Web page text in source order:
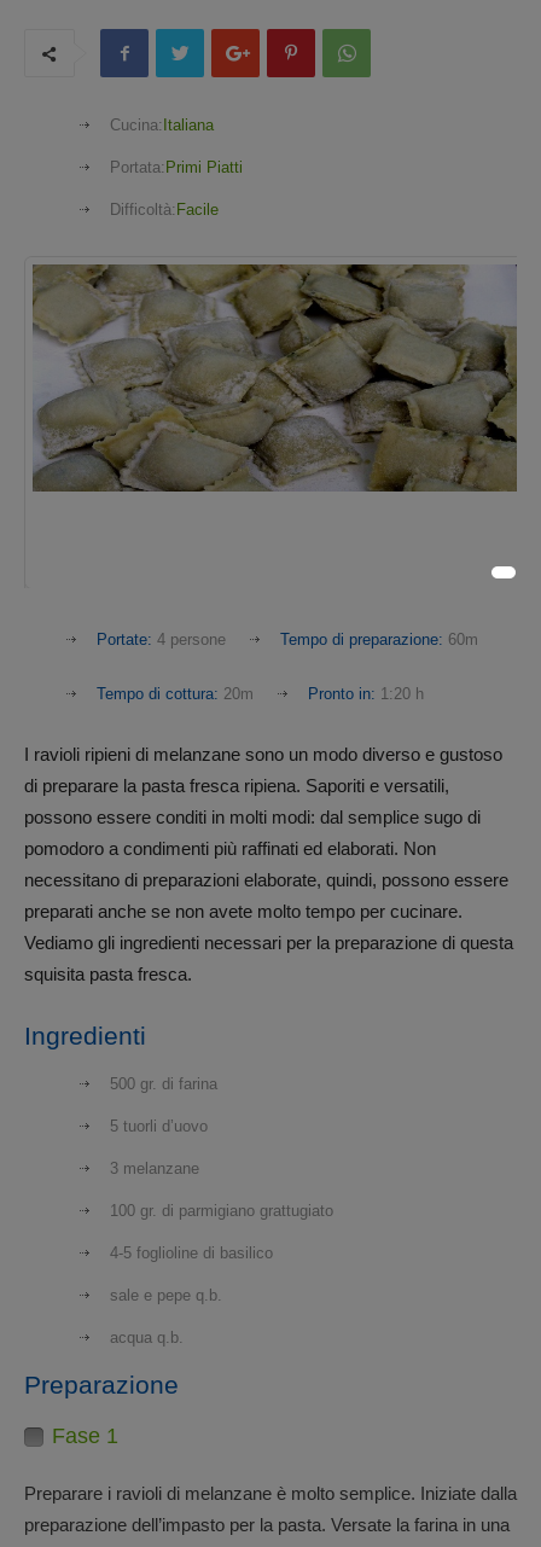
Cucina: Italiana
Portata: Primi Piatti
Difficoltà: Facile
Portate: 4 persone Tempo di preparazione: 60m
Tempo di cottura: 20m Pronto in: 1:20 h
I ravioli ripieni di melanzane sono un modo diverso e gustoso
di preparare la pasta fresca ripiena. Saporiti e versatili,
possono essere conditi in molti modi: dal semplice sugo di
pomodoro a condimenti più raffinati ed elaborati. Non
necessitano di preparazioni elaborate, quindi, possono essere
preparati anche se non avete molto tempo per cucinare.
Vediamo gli ingredienti necessari per la preparazione di questa
squisita pasta fresca.
Ingredienti
500 gr. di farina
5 tuorli d’uovo
3 melanzane
100 gr. di parmigiano grattugiato
4-5 foglioline di basilico
sale e pepe q.b.
acqua q.b.
Preparazione
Fase 1
Preparare i ravioli di melanzane è molto semplice. Iniziate dalla
preparazione dell’impasto per la pasta. Versate la farina in una